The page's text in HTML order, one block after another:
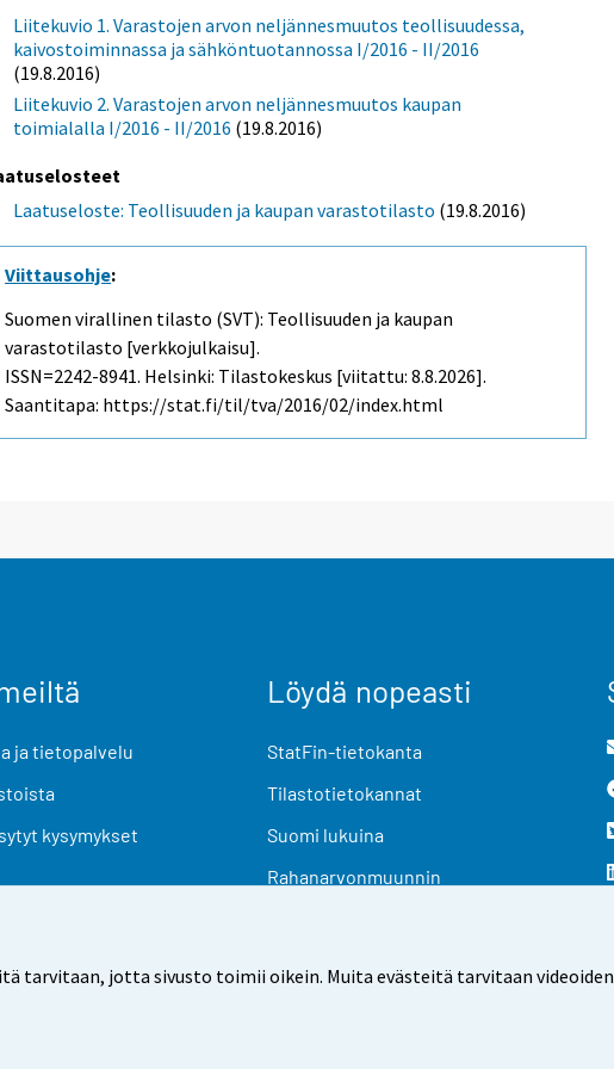
tarvitaan, jotta sivusto toimii oikein. Muita evästeitä tarvitaan
Liitekuvio 1. Varastojen arvon neljännesmuutos teollisuudessa,
kaivostoiminnassa ja sähköntuotannossa I/2016 - II/2016
(19.8.2016)
Liitekuvio 2. Varastojen arvon neljännesmuutos kaupan
toimialalla I/2016 - II/2016 (19.8.2016)
Laatuseloste: Teollisuuden ja kaupan varastotilasto (19.8.2016)
Viittausohje:
Suomen virallinen tilasto (SVT): Teollisuuden ja kaupan
varastotilasto [verkkojulkaisu].
ISSN=2242-8941. Helsinki: Tilastokeskus [viitattu: 8.8.2026].
Saantitapa: https://stat.fi/til/tva/2016/02/index.html
ja tietopalvelu
kysymykset
Löydä nopeasti
StatFin-tietokanta
Tilastotietokannat
Suomi lukuina
Rahanarvonmuunnin